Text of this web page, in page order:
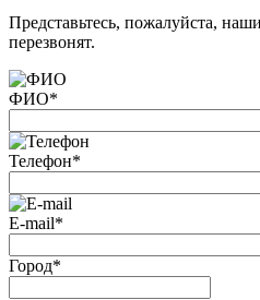
Представьтесь, пожалуйста,
перезвонят.
ФИО*
Телефон*
E-mail*
Город*